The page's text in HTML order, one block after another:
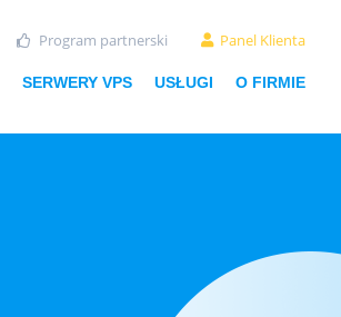
SERWERY VPS USŁUGI O FIRMIE
Program partnerski Panel Klienta